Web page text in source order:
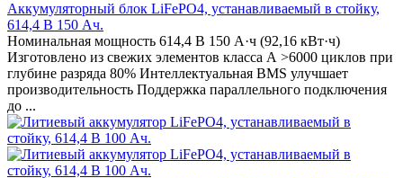
Аккумуляторный блок LiFePO4, устанавливаемый в стойку,
614,4 В 150 Ач.
Номинальная мощность 614,4 В 150 А·ч (92,16 кВт·ч)
Изготовлено из свежих элементов класса А >6000 циклов при
глубине разряда 80% Интеллектуальная BMS улучшает
производительность Поддержка параллельного подключения
до ...